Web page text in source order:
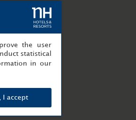
the user
statistical
in our
I accept